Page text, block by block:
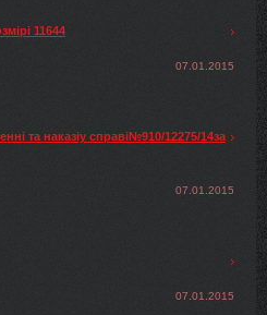
11644
07.01.2015
та наказіу справі№910/12275/14за
07.01.2015
07.01.2015